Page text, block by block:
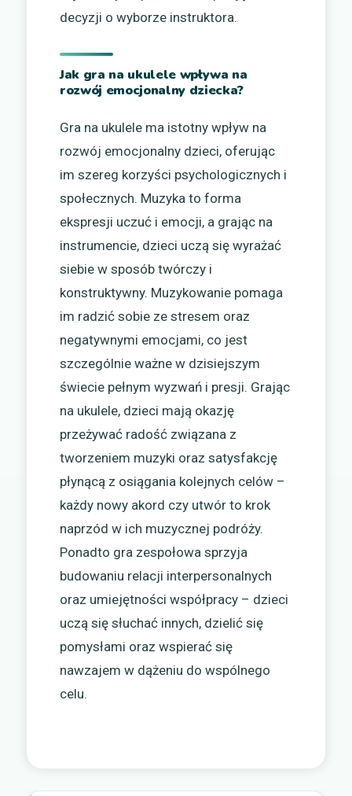
decyzji o wyborze instruktora.
Jak gra na ukulele wpływa na
rozwój emocjonalny dziecka?
Gra na ukulele ma istotny wpływ na
rozwój emocjonalny dzieci, oferując
im szereg korzyści psychologicznych i
społecznych. Muzyka to forma
ekspresji uczuć i emocji, a grając na
instrumencie, dzieci uczą się wyrażać
siebie w sposób twórczy i
konstruktywny. Muzykowanie pomaga
im radzić sobie ze stresem oraz
negatywnymi emocjami, co jest
szczególnie ważne w dzisiejszym
świecie pełnym wyzwań i presji. Grając
na ukulele, dzieci mają okazję
przeżywać radość związana z
tworzeniem muzyki oraz satysfakcję
płynącą z osiągania kolejnych celów –
każdy nowy akord czy utwór to krok
naprzód w ich muzycznej podróży.
Ponadto gra zespołowa sprzyja
budowaniu relacji interpersonalnych
oraz umiejętności współpracy – dzieci
uczą się słuchać innych, dzielić się
pomysłami oraz wspierać się
nawzajem w dążeniu do wspólnego
celu.